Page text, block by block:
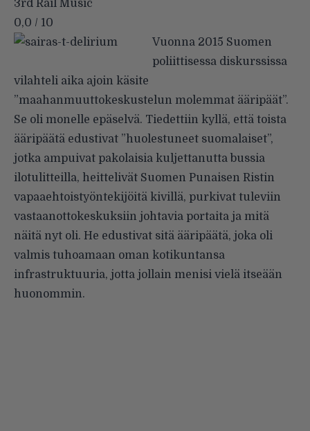
3rd Rail Music
0,0 / 10
Vuonna 2015 Suomen
poliittisessa diskurssissa
vilahteli aika ajoin käsite
”maahanmuuttokeskustelun molemmat ääripäät”.
Se oli monelle epäselvä. Tiedettiin kyllä, että toista
ääripäätä edustivat ”huolestuneet suomalaiset”,
jotka ampuivat pakolaisia kuljettanutta bussia
ilotulitteilla, heittelivät Suomen Punaisen Ristin
vapaaehtoistyöntekijöitä kivillä, purkivat tuleviin
vastaanottokeskuksiin johtavia portaita ja mitä
näitä nyt oli. He edustivat sitä ääripäätä, joka oli
valmis tuhoamaan oman kotikuntansa
infrastruktuuria, jotta jollain menisi vielä itseään
huonommin.